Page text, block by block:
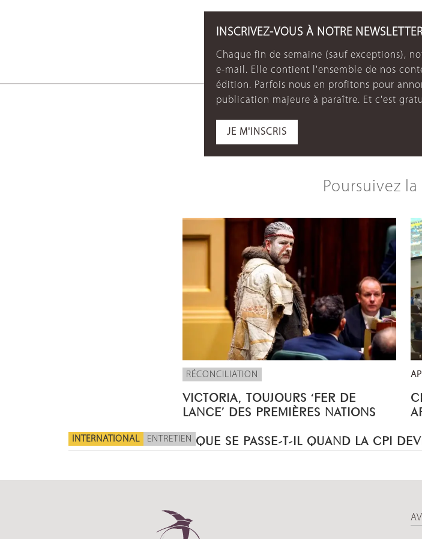
INSCRIVEZ-VOUS À NOTRE
Chaque fin de semaine (sauf exceptions),
e-mail. Elle contient l'ensemble de nos
édition. Parfois nous en profitons pour
publication majeure à paraître. Et c'est
JE M'INSCRIS
Poursuivez
RÉCONCILIATION
VICTORIA, TOUJOURS ‘FER DE
LANCE’ DES PREMIÈRES NATIONS
INTERNATIONAL ENTRETIEN QUE SE PASSE-T-IL QUAND LA CPI